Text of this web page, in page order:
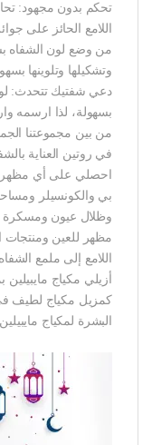
تحكم بدون مجهود:
اللامع الحائز على
من وضع لون الشفاه
وتشكيلها وتلوينها
دعي شفتيك تتحدث:
بسهولة، لذا ارسمه
من بين مجموعتنا
في روتين العناية
احصلي على أي مظهر
بي والكونسيلر
وظلال عيون ومسكرة
مظهر للعين ومنتجات
اللامع إلى ملمع
أزيلي مكياج
كمزيل مكياج لطيف
البشرة لمكياج مايبيلين